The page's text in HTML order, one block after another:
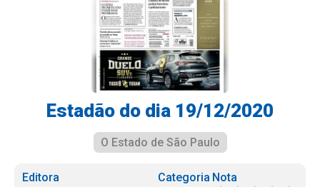
Estadão do dia 19/12/2020
O Estado de São Paulo
Editora
Categoria Nota